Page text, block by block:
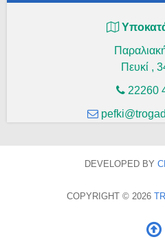
Πευκί ,
22260
DEVELOPED BY
COPYRIGHT © 2026